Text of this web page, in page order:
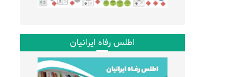
اطلس رفاه ایرانیان